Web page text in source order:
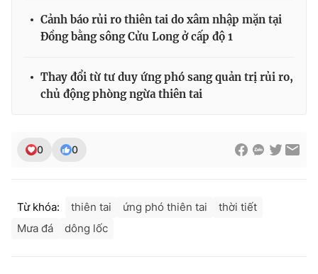
Cảnh báo rủi ro thiên tai do xâm nhập mặn tại
Đồng bằng sông Cửu Long ở cấp độ 1
Thay đổi từ tư duy ứng phó sang quản trị rủi ro,
chủ động phòng ngừa thiên tai
0 0
Từ khóa: thiên tai ứng phó thiên tai
thời tiết
Mưa đá
dông lốc